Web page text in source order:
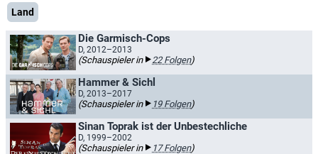
Land
Die Garmisch-Cops
D, 2012–2013
(Schauspieler in 22 Folgen)
Hammer & Sichl
D, 2013–2017
(Schauspieler in 19 Folgen)
Sinan Toprak ist der Unbestechliche
D, 1999–2002
(Schauspieler in 17 Folgen)